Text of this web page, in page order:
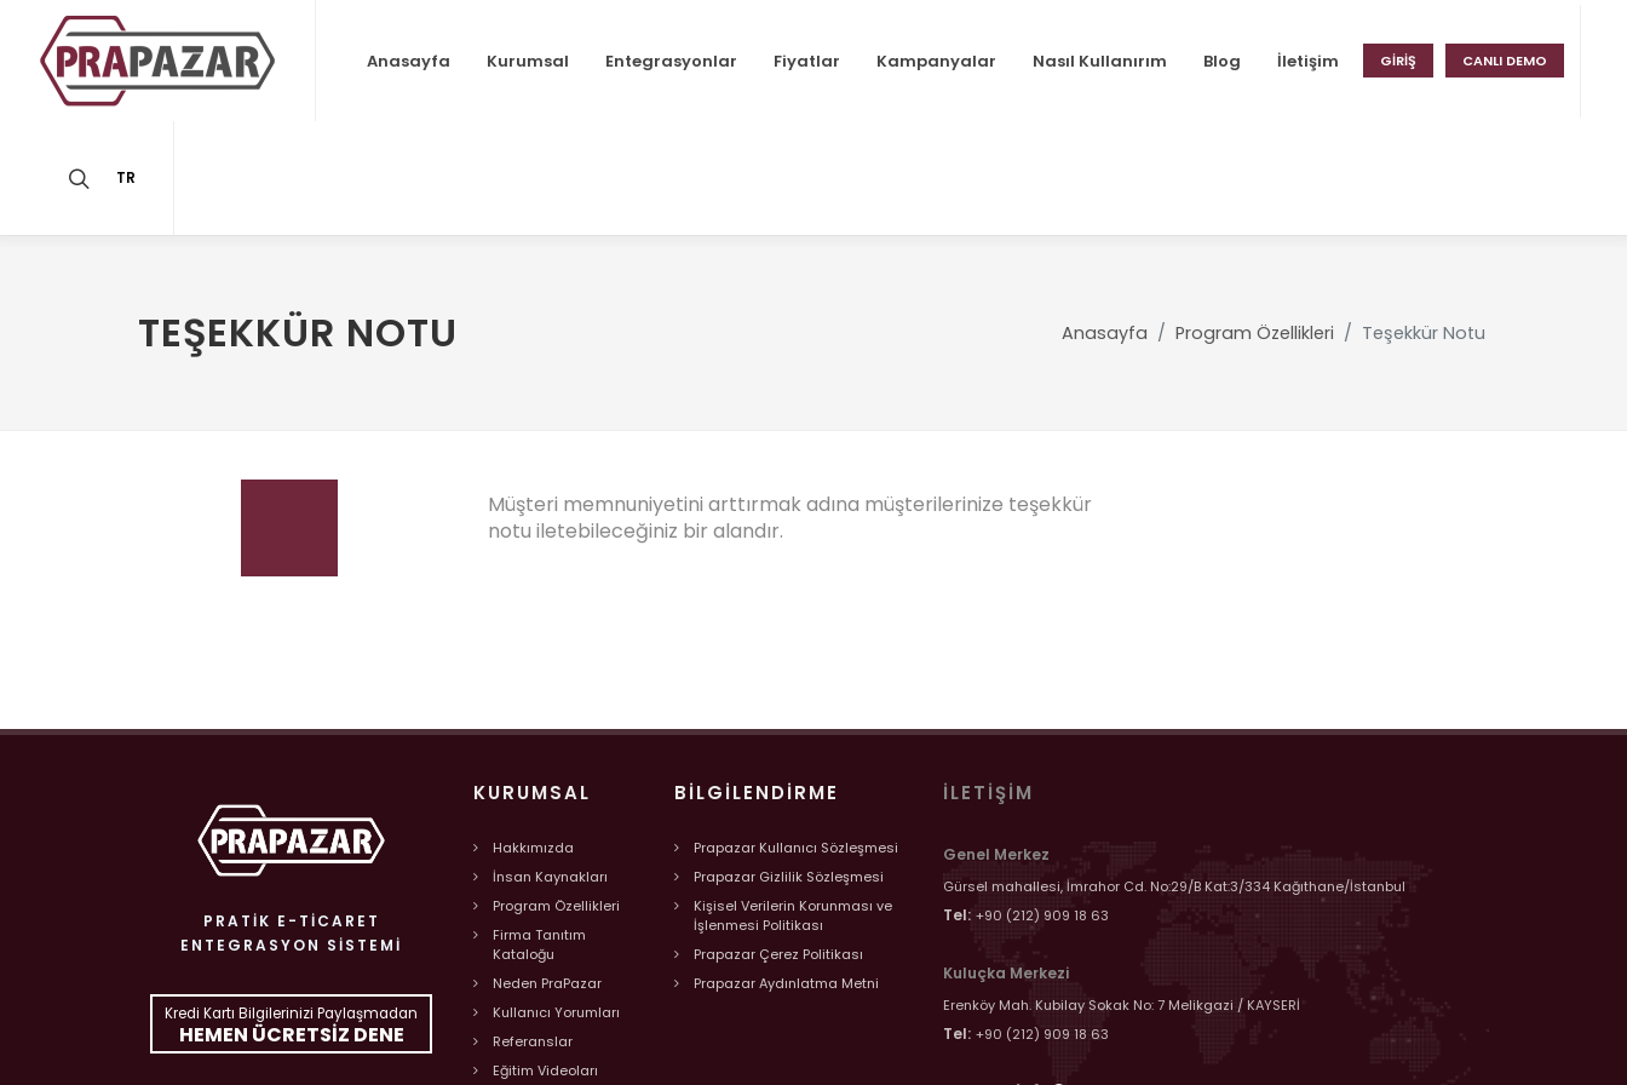
TR
Anasayfa Kurumsal Entegrasyonlar Fiyatlar Kampanyalar Nasıl Kullanırım Blog İletişim GIRIŞ CANLI DEMO
TEŞEKKÜR NOTU Anasayfa Program Özellikleri Teşekkür Notu
Müşteri memnuniyetini arttırmak adına müşterilerinize teşekkür
notu iletebileceğiniz bir alandır.
PRATIK E-TICARET
ENTEGRASYON SISTEMI
Kredi Kartı Bilgilerinizi Paylaşmadan
HEMEN ÜCRETSIZ DENE
KURUMSAL
Hakkımızda
İnsan Kaynakları
Program Özellikleri
Firma Tanıtım
Kataloğu
Neden PraPazar
Kullanıcı Yorumları
Referanslar
Eğitim Videoları
BILGILENDIRME
Prapazar Kullanıcı Sözleşmesi
Prapazar Gizlilik Sözleşmesi
Kişisel Verilerin Korunması ve
İşlenmesi Politikası
Prapazar Çerez Politikası
Prapazar Aydınlatma Metni
İLETIŞIM
Genel Merkez
Gürsel mahallesi, İmrahor Cd. No:29/B Kat:3/334 Kağıthane/İstanbul
Tel: +90 (212) 909 18 63
Kuluçka Merkezi
Erenköy Mah. Kubilay Sokak No: 7 Melikgazi / KAYSERİ
Tel: +90 (212) 909 18 63